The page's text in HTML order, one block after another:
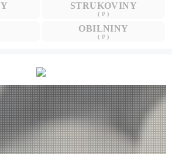
STRUKOVINY
(0 )
OBILNINY
(0 )